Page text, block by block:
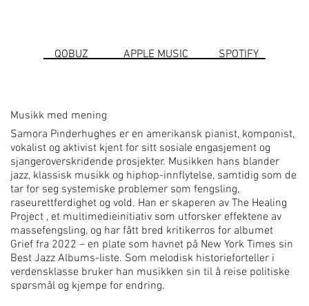
QOBUZ APPLE MUSIC SPOTIFY
Musikk med mening
Samora Pinderhughes er en amerikansk pianist, komponist,
vokalist og aktivist kjent for sitt sosiale engasjement og
sjangeroverskridende prosjekter. Musikken hans blander
jazz, klassisk musikk og hiphop-innflytelse, samtidig som de
tar for seg systemiske problemer som fengsling,
raseurettferdighet og vold. Han er skaperen av The Healing
Project , et multimedieinitiativ som utforsker effektene av
massefengsling, og har fått bred kritikerros for albumet
Grief fra 2022 – en plate som havnet på New York Times sin
Best Jazz Albums-liste. Som melodisk historieforteller i
verdensklasse bruker han musikken sin til å reise politiske
spørsmål og kjempe for endring.